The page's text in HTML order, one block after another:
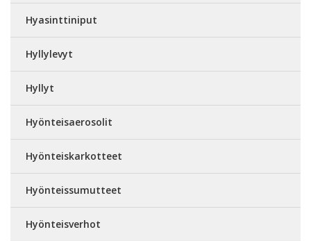
Hyasinttiniput
Hyllylevyt
Hyllyt
Hyönteisaerosolit
Hyönteiskarkotteet
Hyönteissumutteet
Hyönteisverhot